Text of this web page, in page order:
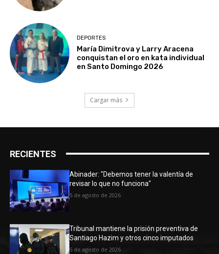
DEPORTES
María Dimitrova y Larry Aracena
conquistan el oro en kata individual
en Santo Domingo 2026
Cargar más
RECIENTES
Abinader: "Debemos tener la valentía de
revisar lo que no funciona"
5 de agosto de 2026
Tribunal mantiene la prisión preventiva de
Santiago Hazim y otros cinco imputados
5 de agosto de 2026